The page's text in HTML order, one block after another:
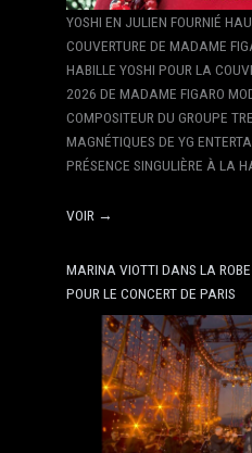
YOSHI EN JULIEN FOURNIÉ
COUVERTURE DE MADAME
HABILLE YOSHI POUR LA
2026 DE MADAME FIGARO
COMPOSITEUR DU GROUPE
MAGNÉTIQUES DE YG
PRÉSENCE SINGULIÈRE À LA
VOIR →
MARINA VIOTTI DANS LA ROBE
POUR LE CONCERT DE PARIS